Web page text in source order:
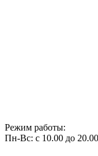
Режим работы:
Пн-Вс: с 10.00 до 20.00